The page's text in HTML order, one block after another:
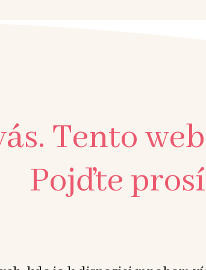
Tento
Pojďte